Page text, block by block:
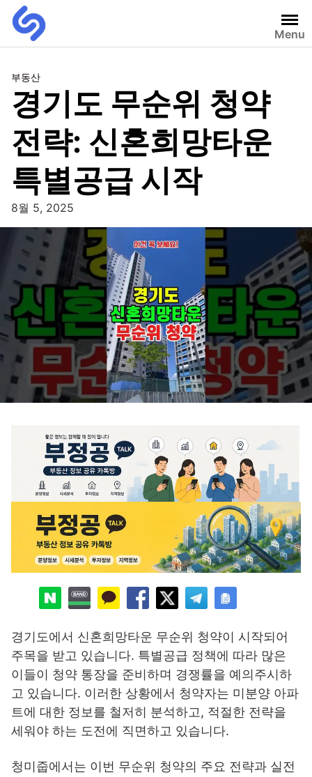
Menu
부동산
경기도 무순위 청약
전략: 신혼희망타운
특별공급 시작
8월 5, 2025
경기도에서 신혼희망타운 무순위 청약이 시작되어
주목을 받고 있습니다. 특별공급 정책에 따라 많은
이들이 청약 통장을 준비하며 경쟁률을 예의주시하
고 있습니다. 이러한 상황에서 청약자는 미분양 아파
트에 대한 정보를 철저히 분석하고, 적절한 전략을
세워야 하는 도전에 직면하고 있습니다.
청미줍에서는 이번 무순위 청약의 주요 전략과 실전